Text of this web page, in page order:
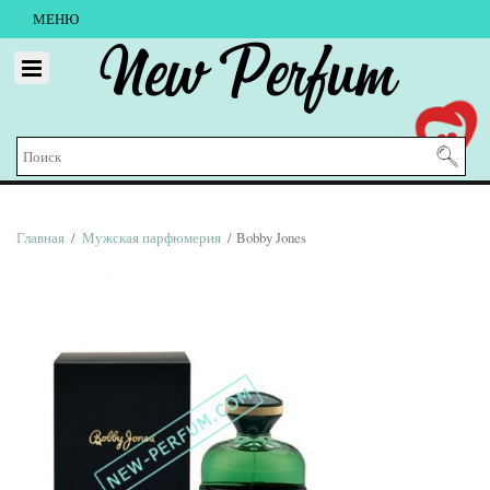
МЕНЮ
New Perfum
Главная / Мужская парфюмерия / Bobby Jones